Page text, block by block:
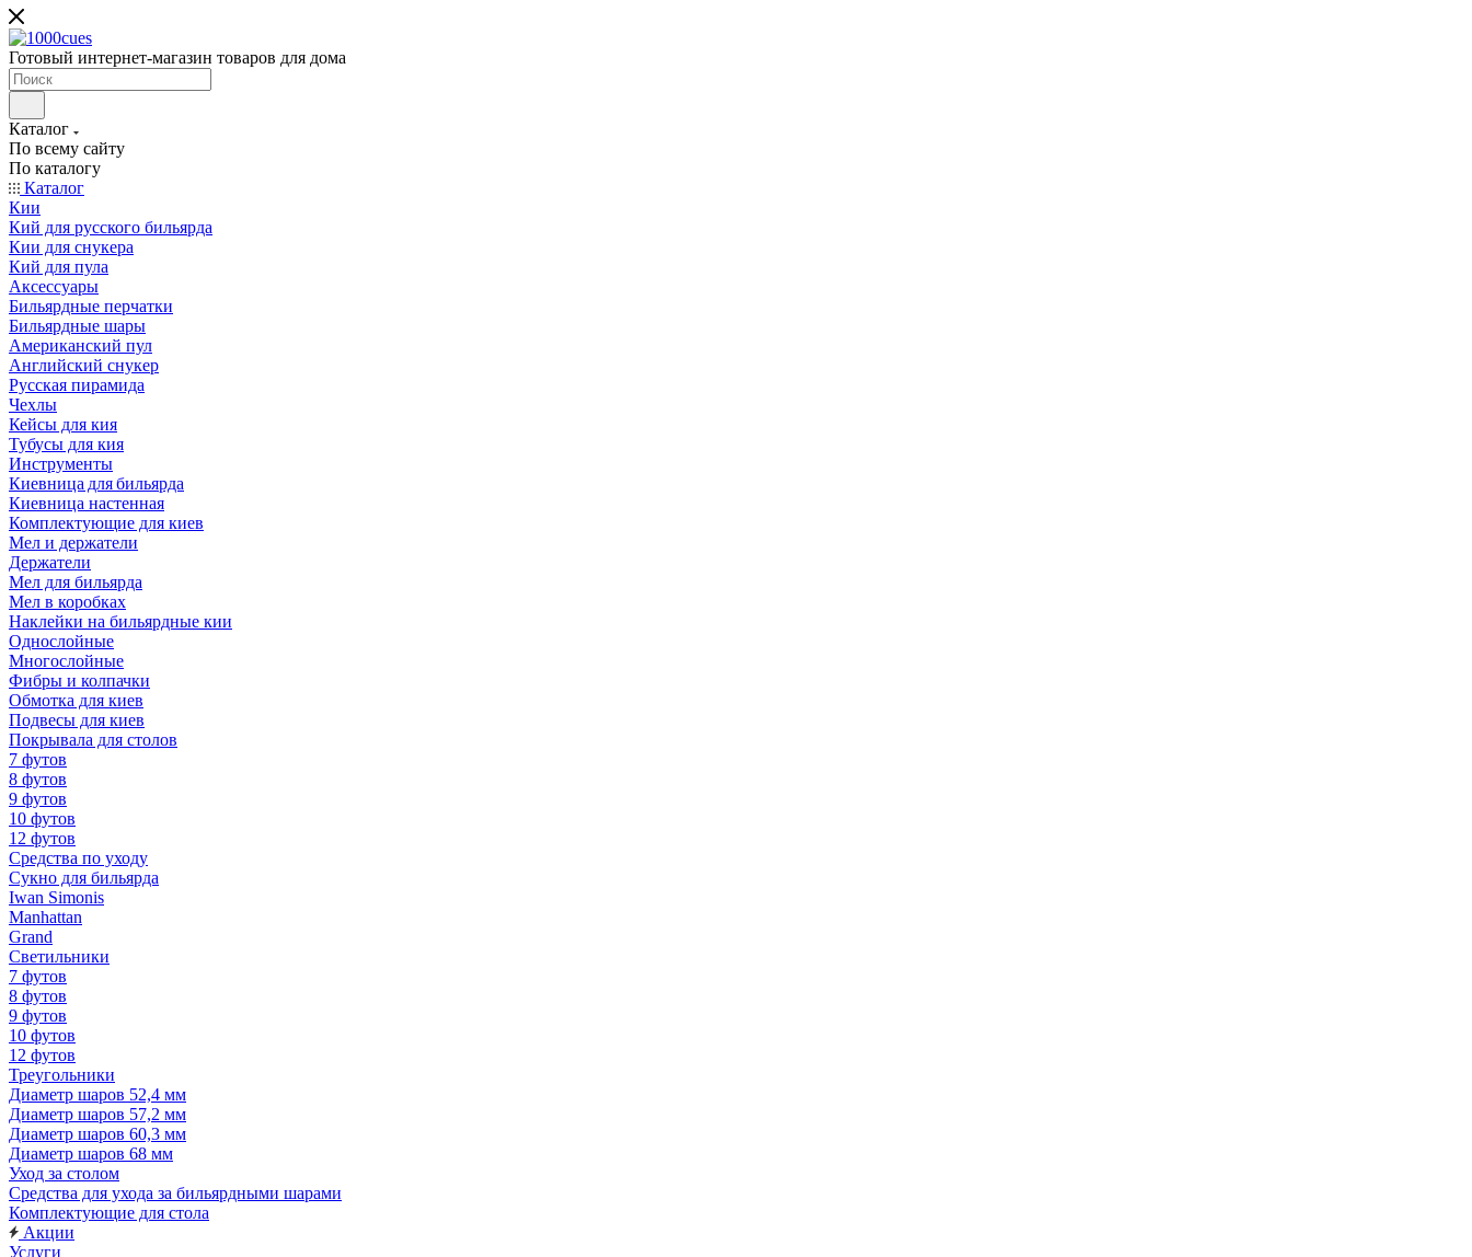
Готовый интернет-магазин товаров для дома
Каталог
По всему сайту
По каталогу
Каталог
Кии
Кий для русского бильярда
Кии для снукера
Кий для пула
Аксессуары
Бильярдные перчатки
Бильярдные шары
Американский пул
Английский снукер
Русская пирамида
Чехлы
Кейсы для кия
Тубусы для кия
Инструменты
Киевница для бильярда
Киевница настенная
Комплектующие для киев
Мел и держатели
Держатели
Мел для бильярда
Мел в коробках
Наклейки на бильярдные кии
Однослойные
Многослойные
Фибры и колпачки
Обмотка для киев
Подвесы для киев
Покрывала для столов
7 футов
8 футов
9 футов
10 футов
12 футов
Средства по уходу
Сукно для бильярда
Iwan Simonis
Manhattan
Grand
Светильники
7 футов
8 футов
9 футов
10 футов
12 футов
Треугольники
Диаметр шаров 52,4 мм
Диаметр шаров 57,2 мм
Диаметр шаров 60,3 мм
Диаметр шаров 68 мм
Уход за столом
Средства для ухода за бильярдными шарами
Комплектующие для стола
Акции
Услуги